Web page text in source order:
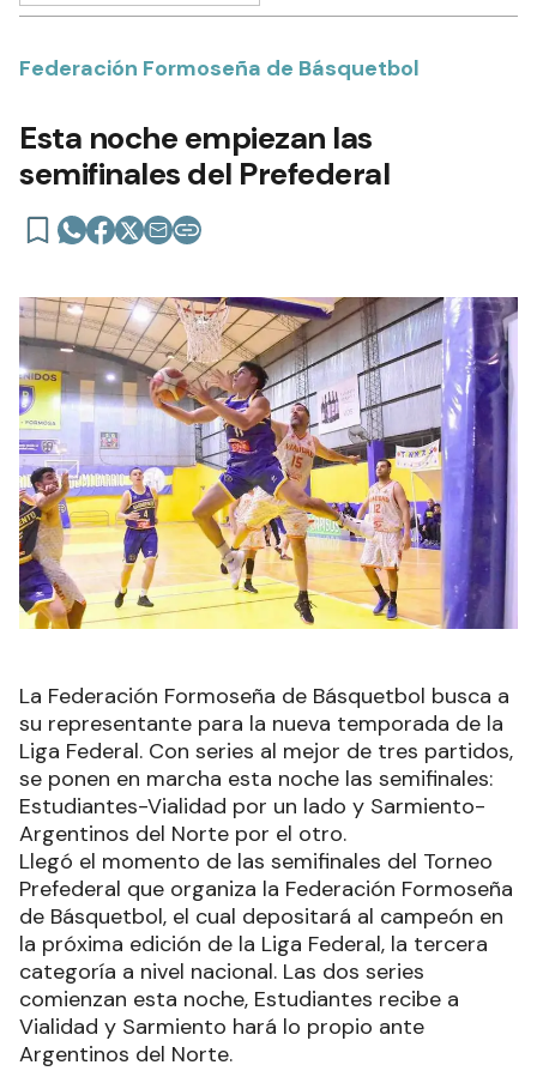
Federación Formoseña de Básquetbol
Esta noche empiezan las
semifinales del Prefederal
La Federación Formoseña de Básquetbol busca a
su representante para la nueva temporada de la
Liga Federal. Con series al mejor de tres partidos,
se ponen en marcha esta noche las semifinales:
Estudiantes-Vialidad por un lado y Sarmiento-
Argentinos del Norte por el otro.
Llegó el momento de las semifinales del Torneo
Prefederal que organiza la Federación Formoseña
de Básquetbol, el cual depositará al campeón en
la próxima edición de la Liga Federal, la tercera
categoría a nivel nacional. Las dos series
comienzan esta noche, Estudiantes recibe a
Vialidad y Sarmiento hará lo propio ante
Argentinos del Norte.